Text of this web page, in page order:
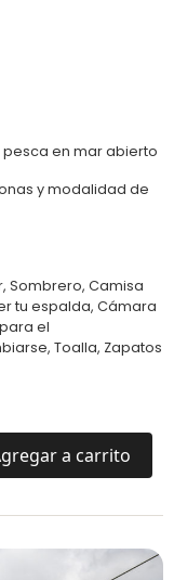
en mar abierto
y modalidad de
Sombrero, Camisa
tu espalda, Cámara
el
Toalla, Zapatos
a carrito